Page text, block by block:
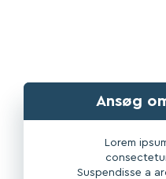
Ansøg
Lorem
Suspendisse a